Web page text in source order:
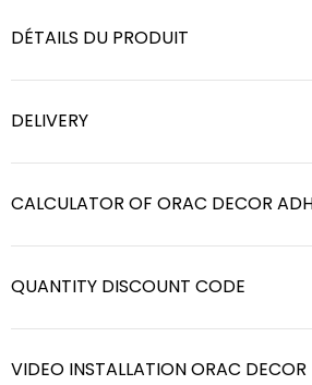
DÉTAILS DU PRODUIT
DELIVERY
CALCULATOR OF ORAC DECOR
QUANTITY DISCOUNT CODE
VIDEO INSTALLATION ORAC DECOR